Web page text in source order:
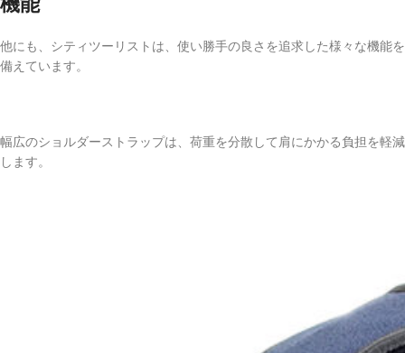
他にも、シティツーリストは、使い勝手の良さを追求した様々な機能を
備えています。
幅広のショルダーストラップは、荷重を分散して肩にかかる負担を軽減
します。